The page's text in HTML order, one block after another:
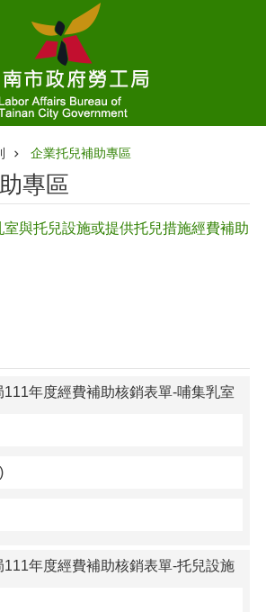
企業托兒補助專區
專區
與托兒設施或提供托兒措施經費補助
年度經費補助核銷表單-哺集乳室
年度經費補助核銷表單-托兒設施